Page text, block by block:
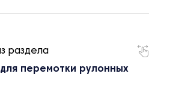
раздела
перемотки рулонных